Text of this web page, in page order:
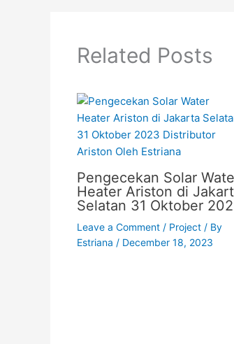
Related Posts
Pengecekan Solar
Heater Ariston di
Selatan 31 Oktober
Leave a Comment / Project/ By
Estriana / December 18, 2023